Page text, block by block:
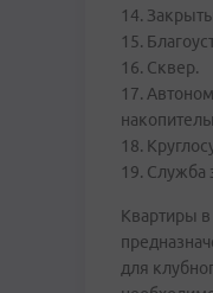
14.
15.
16. Сквер.
17.
18.
19. Служба
Квартиры в
для